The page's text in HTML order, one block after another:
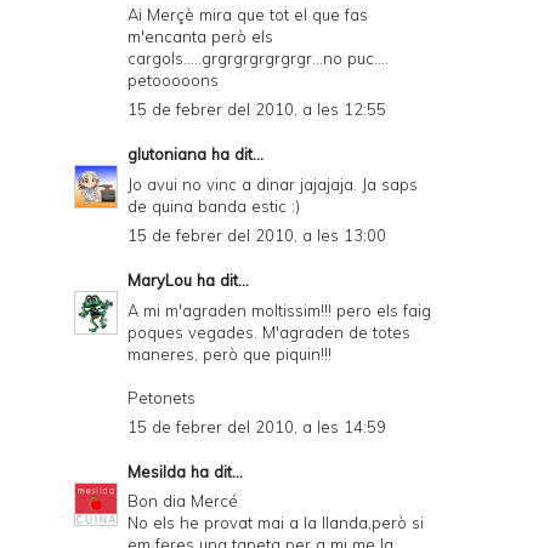
Ai Merçè mira que tot el que fas
m'encanta però els
cargols.....grgrgrgrgrgrgr...no puc....
petooooons
15 de febrer del 2010, a les 12:55
glutoniana ha dit...
Jo avui no vinc a dinar jajajaja. Ja saps
de quina banda estic :)
15 de febrer del 2010, a les 13:00
MaryLou ha dit...
A mi m'agraden moltissim!!! pero els faig
poques vegades. M'agraden de totes
maneres, però que piquin!!!
Petonets
15 de febrer del 2010, a les 14:59
Mesilda ha dit...
Bon dia Mercé
No els he provat mai a la llanda,però si